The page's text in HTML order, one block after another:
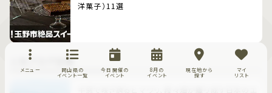
洋菓子）11選
人気ブログ記事
メニュー
岡山県の
イベント一覧
今日開催の
イベント
8月の
イベント
現在地から
探す
マイ
リスト